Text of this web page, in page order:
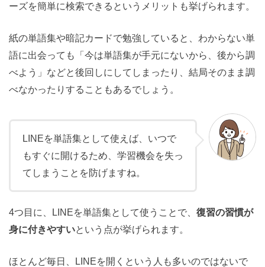
ーズを簡単に検索できるというメリットも挙げられます。
紙の単語集や暗記カードで勉強していると、わからない単
語に出会っても「今は単語集が手元にないから、後から調
べよう」などと後回しにしてしまったり、結局そのまま調
べなかったりすることもあるでしょう。
LINEを単語集として使えば、いつで
もすぐに開けるため、学習機会を失っ
てしまうことを防げますね。
4つ目に、LINEを単語集として使うことで、 復習の習慣が
身に付きやすいという点が挙げられます。
ほとんど毎日、LINEを開くという人も多いのではないで